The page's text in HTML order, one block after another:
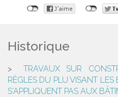
Historique
TRAVAUX SUR
RÈGLES DU PLU VISANT
S'APPLIQUENT PAS AUX